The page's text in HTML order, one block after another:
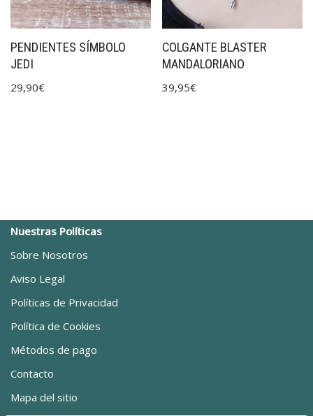
PENDIENTES SÍMBOLO
JEDI
29,90€
COLGANTE BLASTER
MANDALORIANO
39,95€
Nuestras Políticas
Sobre Nosotros
Aviso Legal
Políticas de Privacidad
Política de Cookies
Métodos de pago
Contacto
Mapa del sitio